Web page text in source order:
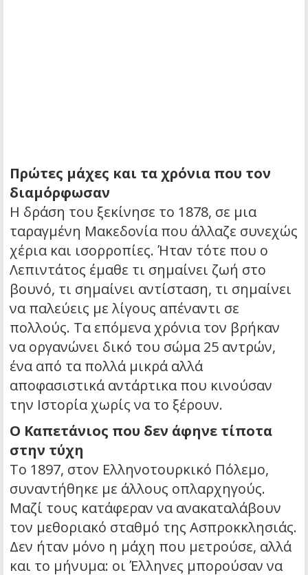
Πρώτες μάχες και τα χρόνια που τον
διαμόρφωσαν
Η δράση του ξεκίνησε το 1878, σε μια
ταραγμένη Μακεδονία που άλλαζε συνεχώς
χέρια και ισορροπίες. Ήταν τότε που ο
Λεπιντάτος έμαθε τι σημαίνει ζωή στο
βουνό, τι σημαίνει αντίσταση, τι σημαίνει
να παλεύεις με λίγους απέναντι σε
πολλούς. Τα επόμενα χρόνια τον βρήκαν
να οργανώνει δικό του σώμα 25 αντρών,
ένα από τα πολλά μικρά αλλά
αποφασιστικά αντάρτικα που κινούσαν
την Ιστορία χωρίς να το ξέρουν.
Ο Καπετάνιος που δεν άφηνε τίποτα
στην τύχη
Το 1897, στον Ελληνοτουρκικό Πόλεμο,
συναντήθηκε με άλλους οπλαρχηγούς.
Μαζί τους κατάφεραν να ανακαταλάβουν
τον μεθοριακό σταθμό της Ασπροκκλησιάς.
Δεν ήταν μόνο η μάχη που μετρούσε, αλλά
και το μήνυμα: οι Έλληνες μπορούσαν να